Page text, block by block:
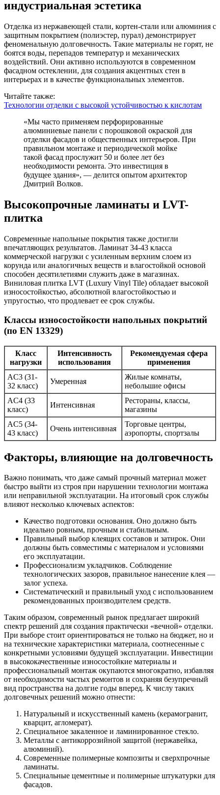
индустриальная эстетика
Отделка из нержавеющей стали, кортен-стали или алюминия с
защитным покрытием (полиэстер, пурал) демонстрирует
феноменальную долговечность. Такие материалы не горят, не
боятся воды, перепадов температур и механических
воздействий. Они активно используются в современном
фасадном остеклении, для создания акцентных стен в
интерьерах и в качестве функциональных элементов.
Читайте также:
Технологии отделки с высокой устойчивостью к кислотам
«Мы часто применяем перфорированные
алюминиевые панели с порошковой окраской для
отделки фасадов и общественных интерьеров. При
правильном монтаже и периодической мойке
такой фасад прослужит 50 и более лет без
необходимости ремонта. Это инвестиция в
будущее здания», — делится опытом архитектор
Дмитрий Волков.
Высокопрочные ламинаты и LVT-
плитка
Современные напольные покрытия также достигли
впечатляющих результатов. Ламинат 34-43 класса
коммерческой нагрузки с усиленным верхним слоем из
корунда или аналогичных веществ и влагостойкой основой
способен десятилетиями служить даже в магазинах.
Виниловая плитка LVT (Luxury Vinyl Tile) обладает высокой
износостойкостью, абсолютной влагостойкостью и
упругостью, что продлевает ее срок службы.
Классы износостойкости напольных покрытий
(по EN 13329)
Класс
нагрузки
Интенсивность
использования
Рекомендуемая сфера
применения
AC3 (31-
32 класс)
Умеренная
Жилые комнаты,
небольшие офисы
AC4 (33
класс)
Интенсивная
Рестораны, классы,
магазины
AC5 (34-
43 класс)
Очень интенсивная
Торговые центры,
аэропорты, спортзалы
Факторы, влияющие на долговечность
Важно понимать, что даже самый прочный материал может
быстро выйти из строя при нарушении технологии монтажа
или неправильной эксплуатации. На итоговый срок службы
влияют несколько ключевых аспектов:
Качество подготовки основания. Оно должно быть
идеально ровным, прочным и стабильным.
Правильный выбор клеящих составов и затирок. Они
должны быть совместимы с материалом и условиями
его эксплуатации.
Профессионализм укладчиков. Соблюдение
технологических зазоров, правильное нанесение клея —
залог успеха.
Систематический и правильный уход с использованием
рекомендованных производителем средств.
Таким образом, современный рынок предлагает широкий
спектр решений для создания практически «вечной» отделки.
При выборе стоит ориентироваться не только на бюджет, но и
на технические характеристики материала, соотнесенные с
конкретными условиями будущей эксплуатации. Инвестиции
в высококачественные износостойкие материалы и
профессиональный монтаж окупаются многократно, избавляя
от необходимости частых ремонтов и сохраняя безупречный
вид пространства на долгие годы вперед. К числу таких
долговечных решений можно отнести:
Натуральный и искусственный камень (керамогранит,
кварцит, агломерат).
Специальное закаленное и ламинированное стекло.
Металлы с антикоррозийной защитой (нержавейка,
алюминий).
Современные полимерные композиты и сверхпрочные
ламинаты.
Специальные цементные и полимерные штукатурки для
фасадов.